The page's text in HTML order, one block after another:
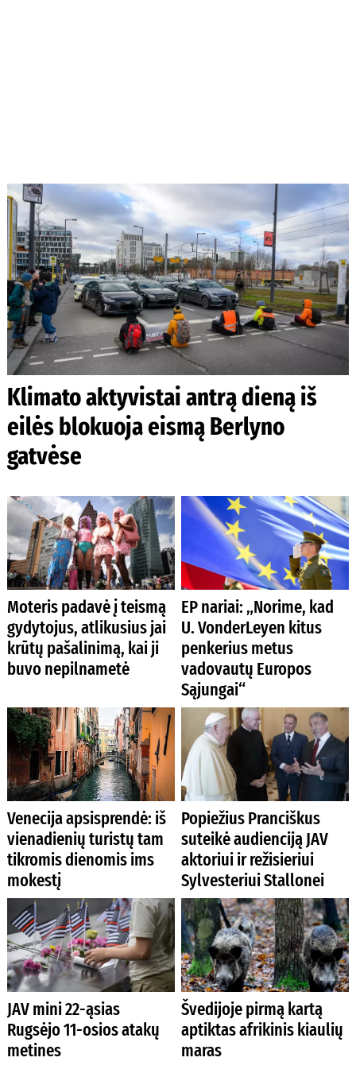
Klimato aktyvistai antrą dieną iš
eilės blokuoja eismą Berlyno
gatvėse
Moteris padavė į teismą
gydytojus, atlikusius jai
krūtų pašalinimą, kai ji
buvo nepilnametė
EP nariai: „Norime, kad
U. VonderLeyen kitus
penkerius metus
vadovautų Europos
Sąjungai“
Venecija apsisprendė: iš
vienadienių turistų tam
tikromis dienomis ims
mokestį
Popiežius Pranciškus
suteikė audienciją JAV
aktoriui ir režisieriui
Sylvesteriui Stallonei
JAV mini 22-ąsias
Rugsėjo 11-osios atakų
metines
Švedijoje pirmą kartą
aptiktas afrikinis kiaulių
maras